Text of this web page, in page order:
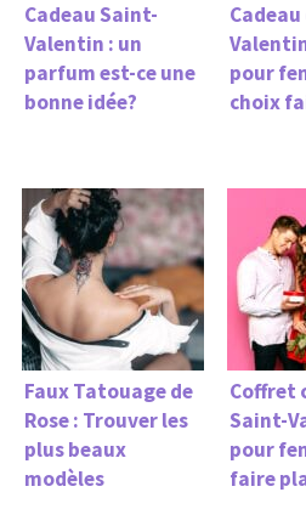
Cadeau Saint-
Valentin : un
parfum est-ce une
bonne idée?
pour
choix
Faux Tatouage de
Rose : Trouver les
plus beaux
modèles
Coffret
Saint-
pour
faire